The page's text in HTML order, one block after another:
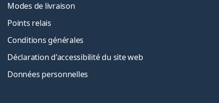
Modes de livraison
Points relais
Conditions générales
Déclaration d'accessibilité du site web
Données personnelles